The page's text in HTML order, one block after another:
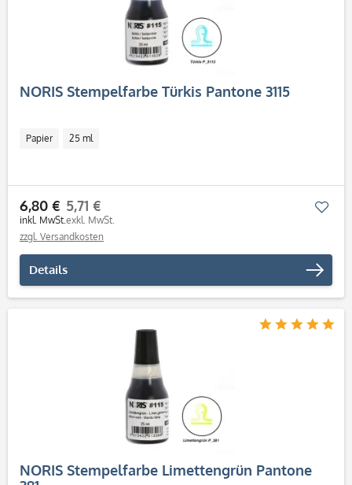
NORIS Stempelfarbe Türkis Pantone 3115
Papier 25 ml
6,80 €
inkl. MwSt.
5,71 €
exkl. MwSt.
zzgl. Versandkosten
Details
NORIS Stempelfarbe Limettengrün Pantone